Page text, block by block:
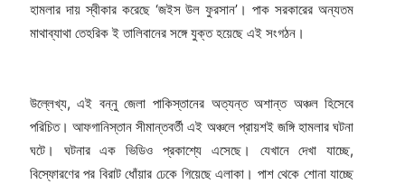
হামলার দায় স্বীকার করেছে ‘জইস উল ফুরসান’। পাক সরকারের অন্যতম
মাথাব্যাথা তেহরিক ই তালিবানের সঙ্গে যুক্ত হয়েছে এই সংগঠন।
উল্লেখ্য, এই বন্নু জেলা পাকিস্তানের অত্যন্ত অশান্ত অঞ্চল হিসেবে
পরিচিত। আফগানিস্তান সীমান্তবর্তী এই অঞ্চলে প্রায়শই জঙ্গি হামলার ঘটনা
ঘটে। ঘটনার এক ভিডিও প্রকাশ্যে এসেছে। যেখানে দেখা যাচ্ছে,
বিস্ফোরণের পর বিরাট ধোঁয়ার ঢেকে গিয়েছে এলাকা। পাশ থেকে শোনা যাচ্ছে